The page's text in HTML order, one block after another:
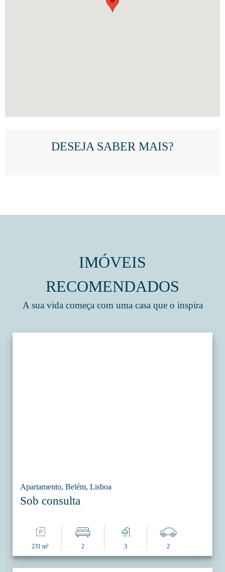
DESEJA SABER MAIS?
IMÓVEIS
RECOMENDADOS
A sua vida começa com uma casa que o inspira
Apartamento, Belém, Lisboa
Sob consulta
231 m² 2 3 2